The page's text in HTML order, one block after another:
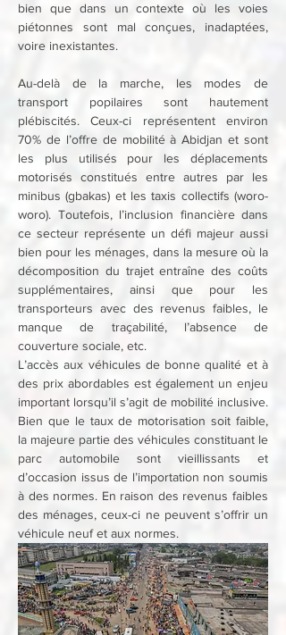
bien que dans un contexte où les voies
piétonnes sont mal conçues, inadaptées,
voire inexistantes.
Au-delà de la marche, les modes de
transport popilaires sont hautement
plébiscités. Ceux-ci représentent environ
70% de l’offre de mobilité à Abidjan et sont
les plus utilisés pour les déplacements
motorisés constitués entre autres par les
minibus (gbakas) et les taxis collectifs (woro-
woro). Toutefois, l’inclusion financière dans
ce secteur représente un défi majeur aussi
bien pour les ménages, dans la mesure où la
décomposition du trajet entraîne des coûts
supplémentaires, ainsi que pour les
transporteurs avec des revenus faibles, le
manque de traçabilité, l’absence de
couverture sociale, etc.
L’accès aux véhicules de bonne qualité et à
des prix abordables est également un enjeu
important lorsqu’il s’agit de mobilité inclusive.
Bien que le taux de motorisation soit faible,
la majeure partie des véhicules constituant le
parc automobile sont vieillissants et
d’occasion issus de l’importation non soumis
à des normes. En raison des revenus faibles
des ménages, ceux-ci ne peuvent s’offrir un
véhicule neuf et aux normes.